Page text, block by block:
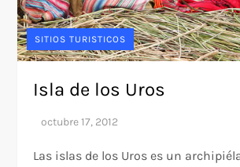
SITIOS TURISTICOS
Isla de los Uros
Las islas de los Uros es un